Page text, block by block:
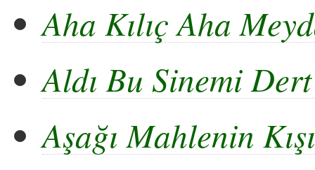
Aha Kılıç Aha
Aldı Bu Sinemi Dert
Aşağı Mahlenin